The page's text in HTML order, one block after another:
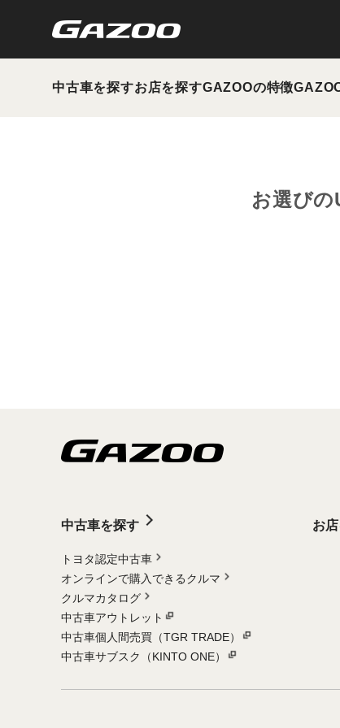
中古車を探すお店を探すGAZOOの特徴
お選びの
中古車を探す
トヨタ認定中古車
オンラインで購入できるクルマ
クルマカタログ
中古車アウトレット
中古車個人間売買（TGR TRADE）
中古車サブスク（KINTO ONE）
お